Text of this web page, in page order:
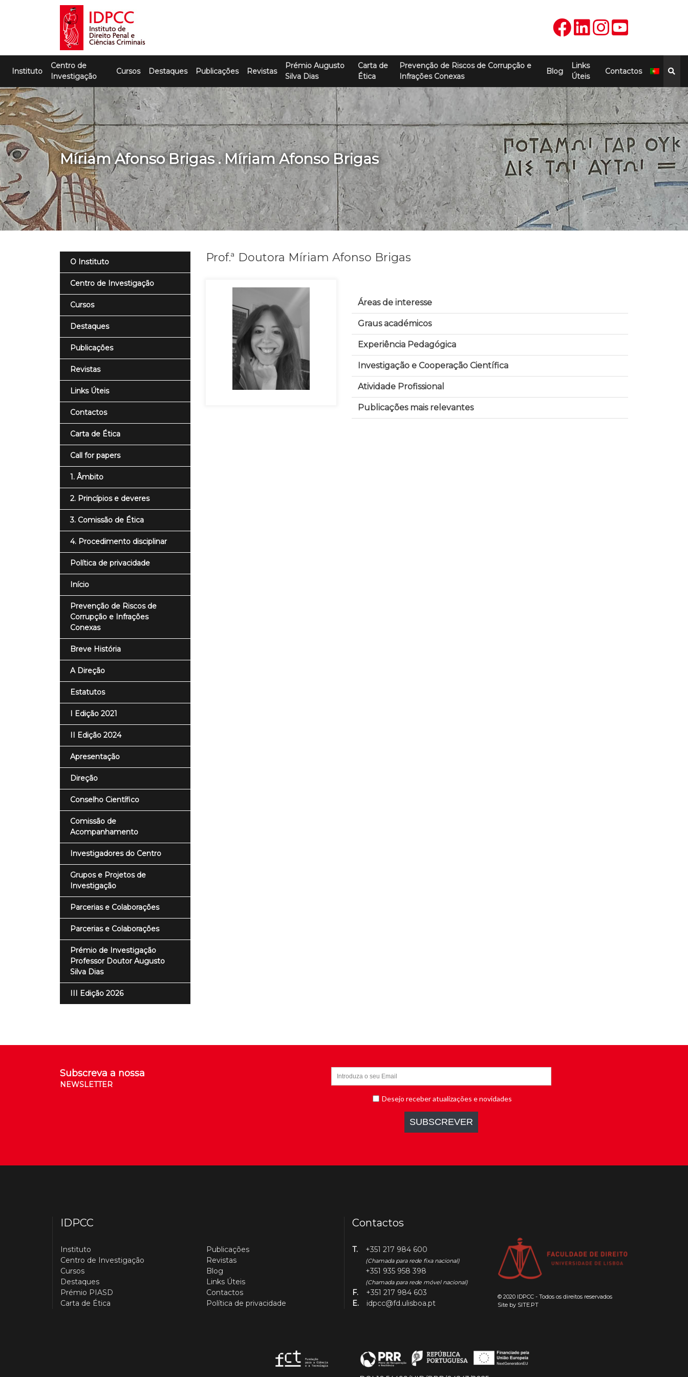
IDPCC
Instituto de Direito Penal e Ciências
Criminais
Instituto
Centro de
Investigação
Cursos Destaques Publicações Revistas
Prémio Augusto
Silva Dias
Carta de
Ética
Prevenção de Riscos de Corrupção e
Infrações Conexas
Blog
Links
Úteis
Contactos
Míriam Afonso Brigas . Míriam Afonso Brigas
O Instituto
Centro de Investigação
Cursos
Destaques
Publicações
Revistas
Links Úteis
Contactos
Carta de Ética
Call for papers
1. Âmbito
2. Princípios e deveres
3. Comissão de Ética
4. Procedimento disciplinar
Política de privacidade
Início
Prevenção de Riscos de
Corrupção e Infrações
Conexas
Breve História
A Direção
Estatutos
I Edição 2021
II Edição 2024
Apresentação
Direção
Conselho Científico
Comissão de
Acompanhamento
Investigadores do Centro
Grupos e Projetos de
Investigação
Parcerias e Colaborações
Parcerias e Colaborações
Prémio de Investigação
Professor Doutor Augusto
Silva Dias
III Edição 2026
Prof.ª Doutora Míriam Afonso Brigas
Áreas de interesse
Graus académicos
Experiência Pedagógica
Investigação e Cooperação Científica
Atividade Profissional
Publicações mais relevantes
Subscreva a nossa
NEWSLETTER
IDPCC
Instituto
Centro de Investigação
Cursos
Destaques
Prémio PIASD
Carta de Ética
Publicações
Revistas
Blog
Links Úteis
Contactos
Política de privacidade
Contactos
T. +351 217 984 600
(Chamada para rede fixa nacional)
+351 935 958 398
(Chamada para rede móvel nacional)
F.
+351 217 984 603
E.
idpcc@fd.ulisboa.pt
© 2020 IDPCC - Todos os direitos reservados
Site by SITE.PT